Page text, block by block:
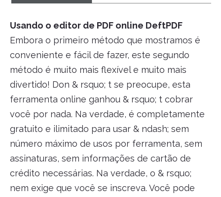
Usando o editor de PDF online DeftPDF
Embora o primeiro método que mostramos é
conveniente e fácil de fazer, este segundo
método é muito mais flexível e muito mais
divertido! Don & rsquo; t se preocupe, esta
ferramenta online ganhou & rsquo; t cobrar
você por nada. Na verdade, é completamente
gratuito e ilimitado para usar & ndash; sem
número máximo de usos por ferramenta, sem
assinaturas, sem informações de cartão de
crédito necessárias. Na verdade, o & rsquo;
nem exige que você se inscreva. Você pode